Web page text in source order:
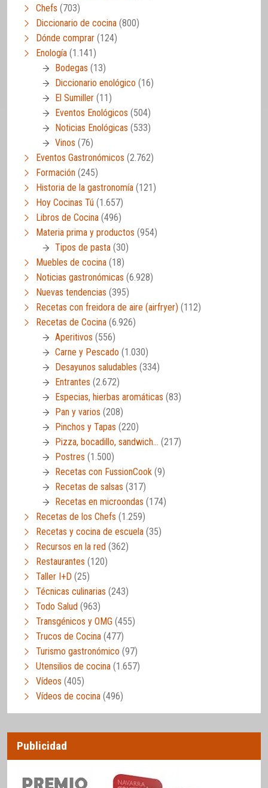
Chefs (703)
Diccionario de cocina (800)
Dónde comprar (124)
Enología (1.141)
Bodegas (13)
Diccionario enológico (16)
El Sumiller (11)
Eventos Enológicos (504)
Noticias Enológicas (533)
Vinos (76)
Eventos Gastronómicos (2.762)
Formación (245)
Historia de la gastronomía (121)
Hoy Cocinas Tú (1.657)
Libros de Cocina (496)
Materia prima y productos (954)
Tipos de pasta (30)
Muebles de cocina (18)
Noticias gastronómicas (6.928)
Nuevas tendencias (395)
Recetas con freidora de aire (airfryer) (112)
Recetas de Cocina (6.926)
Aperitivos (556)
Carne y Pescado (1.030)
Desayunos saludables (334)
Entrantes (2.672)
Especias, hierbas aromáticas (83)
Pan y varios (208)
Pinchos y Tapas (220)
Pizza, bocadillo, sandwich… (217)
Postres (1.500)
Recetas con FussionCook (9)
Recetas de salsas (317)
Recetas en microondas (174)
Recetas de los Chefs (1.259)
Recetas y cocina de escuela (35)
Recursos en la red (362)
Restaurantes (120)
Taller I+D (25)
Técnicas culinarias (243)
Todo Salud (963)
Transgénicos y OMG (455)
Trucos de Cocina (477)
Turismo gastronómico (97)
Utensilios de cocina (1.657)
Vídeos (405)
Vídeos de cocina (496)
Publicidad